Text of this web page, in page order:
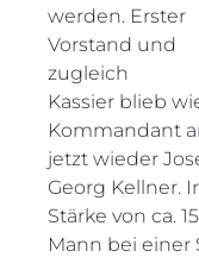
werden. Erster
Vorstand und
zugleich
Kassier blieb
Kommandant
jetzt wieder
Georg Kellner.
Stärke von ca.
Mann bei